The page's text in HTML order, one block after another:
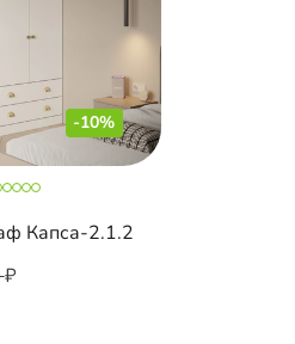
-10%
Капса-2.1.2